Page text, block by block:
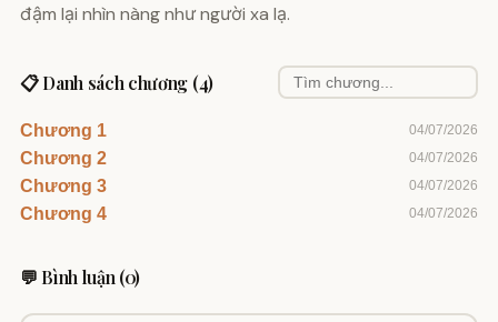
đậm lại nhìn nàng như người xa lạ.
📋 Danh sách chương (4)
Chương 1 04/07/2026
Chương 2 04/07/2026
Chương 3 04/07/2026
Chương 4 04/07/2026
💬 Bình luận (0)